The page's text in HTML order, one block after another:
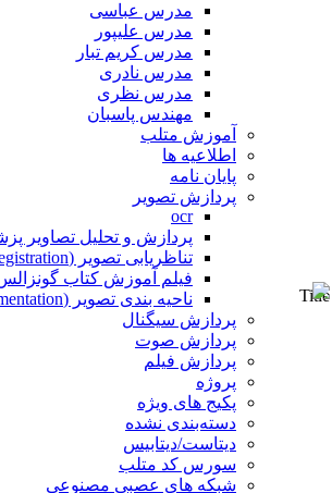
مدرس عباسی
مدرس علیپور
مدرس کریم تبار
مدرس نادری
مدرس نظری
مهندس پاسبان
آموزش متلب
اطلاعیه ها
پایان نامه
پردازش تصویر
ocr
پردازش و تحلیل تصاویر
تناظریابی تصویر (Image Registration)
فیلم آموزش کتاب
ناحیه بندی تصویر (Image Segmentation)
پردازش سیگنال
پردازش صوت
پردازش فیلم
پروژه
پکیج های ویژه
دسته‌بندی نشده
دیتاست/دیتابیس
سورس کد متلب
شبکه های عصبی مصنوعی
Title